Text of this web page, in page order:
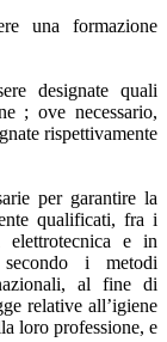
una formazione
designate quali
; ove necessario,
rispettivamente
per garantire la
qualificati, fra i
e in
secondo i metodi
al fine di
relative all’igiene
loro professione, e